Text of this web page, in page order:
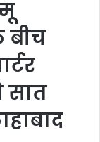
बीच
सात